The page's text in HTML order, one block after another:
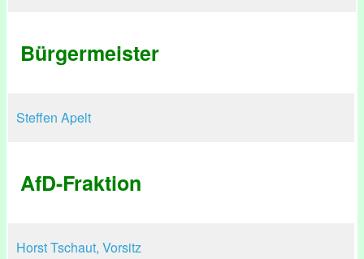
​Bürgermeister
Steffen Apelt
AfD-Fraktion
Horst Tschaut, Vorsitz